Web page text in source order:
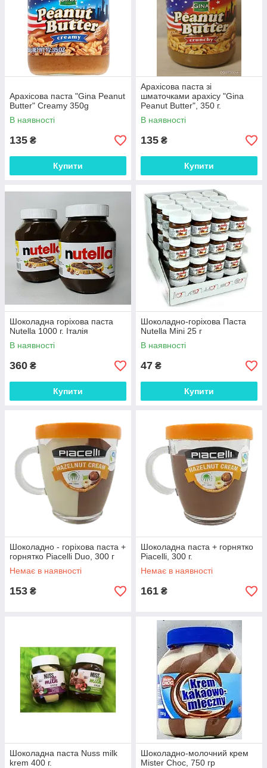
Арахісова паста "Gina Peanut
Butter" Creamy 350g
В наявності
135 ₴
Купити
Арахісова паста зі
шматочками арахісу "Gina
Peanut Butter", 350 г.
В наявності
135 ₴
Купити
Шоколадна горіхова паста
Nutella 1000 г. Італія
В наявності
360 ₴
Купити
Шоколадно-горіхова Паста
Nutella Mini 25 г
В наявності
47 ₴
Купити
Шоколадно - горіхова паста +
горнятко Piacelli Duo, 300 г
Немає в наявності
153 ₴
Шоколадна паста + горнятко
Piacelli, 300 г.
Немає в наявності
161 ₴
Шоколадна паста Nuss milk
krem ​​400 г.
Шоколадно-молочний крем
Mister Choc, 750 гр